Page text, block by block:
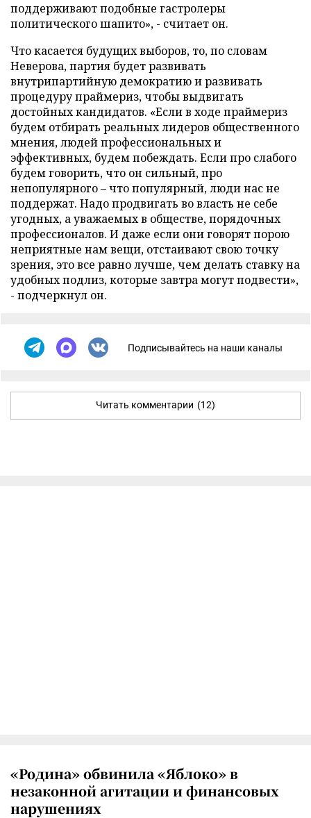
поддерживают подобные гастролеры
политического шапито», - считает он.
Что касается будущих выборов, то, по словам
Неверова, партия будет развивать
внутрипартийную демократию и развивать
процедуру праймериз, чтобы выдвигать
достойных кандидатов. «Если в ходе праймериз
будем отбирать реальных лидеров общественного
мнения, людей профессиональных и
эффективных, будем побеждать. Если про слабого
будем говорить, что он сильный, про
непопулярного – что популярный, люди нас не
поддержат. Надо продвигать во власть не себе
угодных, а уважаемых в обществе, порядочных
профессионалов. И даже если они говорят порою
неприятные нам вещи, отстаивают свою точку
зрения, это все равно лучше, чем делать ставку на
удобных подлиз, которые завтра могут подвести»,
- подчеркнул он.
Подписывайтесь на наши каналы
Читать комментарии (12)
«Родина» обвинила «Яблоко» в
незаконной агитации и финансовых
нарушениях